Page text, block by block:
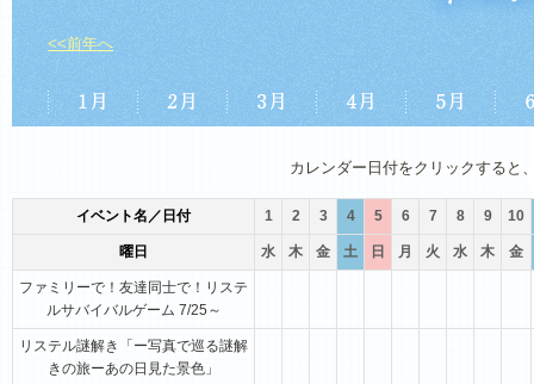
<<前年へ
カレンダー日付をクリックすると
イベント名／日付 1 2 3 4 5 6 7 8 9 10
曜日 水 木 金 土 日 月 火 水 木 金
ファミリーで！友達同士で！リステ
ルサバイバルゲーム 7/25～
リステル謎解き「ー写真で巡る謎解
きの旅ーあの日見た景色」